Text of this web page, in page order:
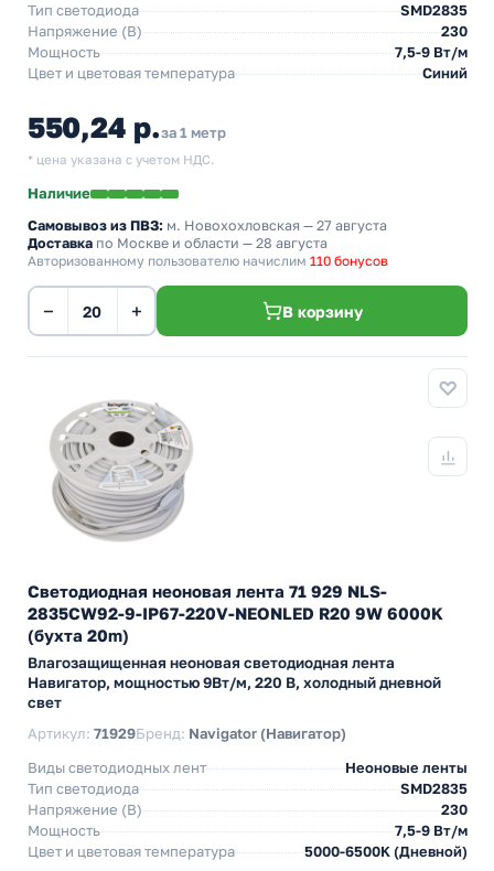
Тип светодиода
SMD2835
Напряжение (В)
230
Мощность
7,5-9 Вт/м
Цвет и цветовая температура
Синий
550,24 р.за 1 метр
* цена указана с учетом НДС.
Наличие
Самовывоз из ПВЗ: м. Новохохловская — 27 августа
Доставка по Москве и области — 28 августа
Авторизованному пользователю начислим 110 бонусов
− + В корзину
Светодиодная неоновая лента 71 929 NLS-
2835СW92-9-IP67-220V-NEONLED R20 9W 6000K
(бухта 20m)
Влагозащищенная неоновая светодиодная лента
Навигатор, мощностью 9Вт/м, 220 В, холодный дневной
свет
Артикул: 71929Бренд: Navigator (Навигатор)
Виды светодиодных лент
Неоновые ленты
Тип светодиода
SMD2835
Напряжение (В)
230
Мощность
7,5-9 Вт/м
Цвет и цветовая температура
5000-6500K (Дневной)